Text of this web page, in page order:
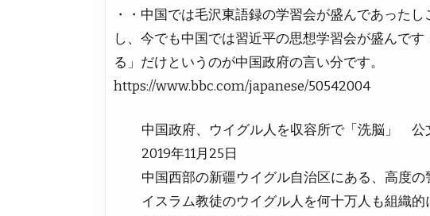
・・中国では毛沢東語録の学習会が盛んであった
し、今でも中国では習近平の思想学習会が盛んで
る」だけというのが中国政府の言い分です。
https://www.bbc.com/japanese/50542004
中国政府、ウイグル人を収容所で「洗脳」 公
2019年11月25日
中国西部の新疆ウイグル自治区にある、高度
イスラム教徒のウイグル人を何十万人も組織